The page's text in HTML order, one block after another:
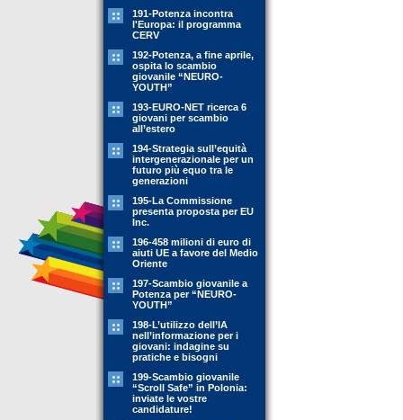
191-Potenza incontra
l'Europa: il programma
CERV
192-Potenza, a fine aprile,
ospita lo scambio
giovanile “NEURO-
YOUTH”
193-EURO-NET ricerca 6
giovani per scambio
all’estero
194-Strategia sull’equità
intergenerazionale per un
futuro più equo tra le
generazioni
195-La Commissione
presenta proposta per EU
Inc.
196-458 milioni di euro di
aiuti UE a favore del Medio
Oriente
197-Scambio giovanile a
Potenza per “NEURO-
YOUTH”
198-L’utilizzo dell’IA
nell’informazione per i
giovani: indagine su
pratiche e bisogni
199-Scambio giovanile
“Scroll Safe” in Polonia:
inviate le vostre
candidature!